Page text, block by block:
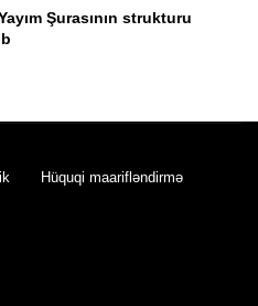
Şurasının strukturu
-
Hüquqi maarifləndirmə